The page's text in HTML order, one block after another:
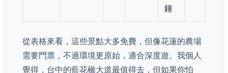
鐘
從表格來看，這些景點大多免費，但像花蓮的農場
需要門票，不過環境更原始，適合深度遊。我個人
覺得，台中的藍花楹大道最值得去，但如果你怕